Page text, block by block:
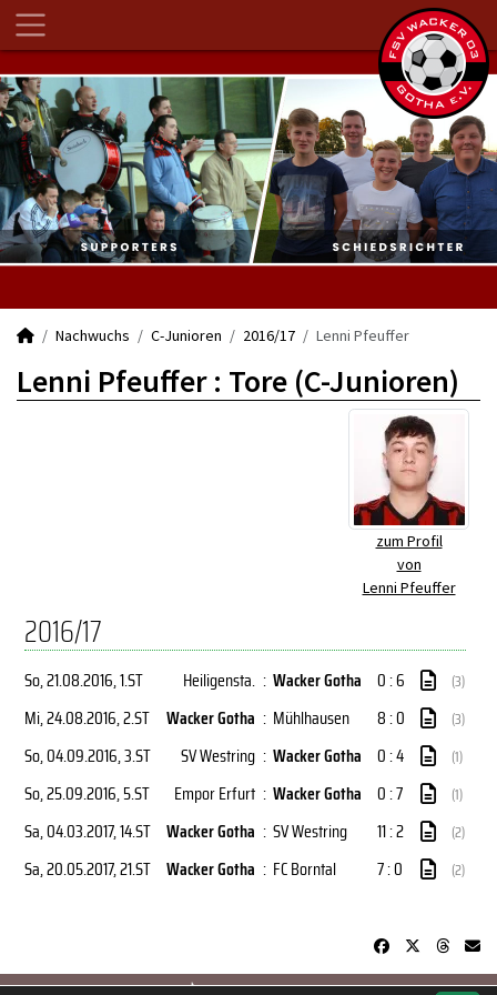
Nachwuchs C-Junioren 2016/17 Lenni Pfeuffer
Lenni Pfeuffer : Tore (C-Junioren)
zum Profil
von
Lenni Pfeuffer
2016/17
So, 21.08.2016, 1.ST Heiligensta. : Wacker Gotha 0 : 6 (3)
Mi, 24.08.2016, 2.ST Wacker Gotha : Mühlhausen 8 : 0 (3)
So, 04.09.2016, 3.ST SV Westring : Wacker Gotha 0 : 4 (1)
So, 25.09.2016, 5.ST Empor Erfurt : Wacker Gotha 0 : 7 (1)
Sa, 04.03.2017, 14.ST Wacker Gotha : SV Westring 11 : 2 (2)
Sa, 20.05.2017, 21.ST Wacker Gotha : FC Borntal 7 : 0 (2)